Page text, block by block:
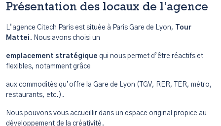
Présentation des locaux de l’agence
L’agence Citech Paris est située à Paris Gare de Lyon,
Tour
Mattei . Nous avons choisi un
emplacement stratégique qui nous permet d’être réactifs et
flexibles, notamment grâce
aux commodités qu’offre la Gare de Lyon (TGV, RER, TER, métro,
restaurants, etc.).
Nous pouvons vous accueillir dans un espace original propice au
développement de la créativité.